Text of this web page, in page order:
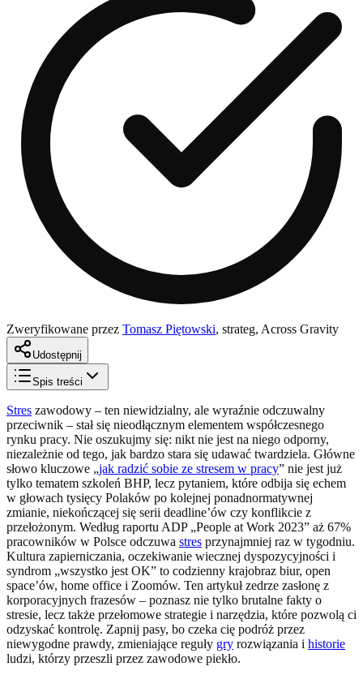
Zweryfikowane przez Tomasz Piętowski, strateg, Across Gravity
Udostępnij
Spis treści
Stres zawodowy – ten niewidzialny, ale wyraźnie odczuwalny
przeciwnik – stał się nieodłącznym elementem współczesnego
rynku pracy. Nie oszukujmy się: nikt nie jest na niego odporny,
niezależnie od tego, jak bardzo stara się udawać twardziela. Główne
słowo kluczowe „jak radzić sobie ze stresem w pracy” nie jest już
tylko tematem szkoleń BHP, lecz pytaniem, które odbija się echem
w głowach tysięcy Polaków po kolejnej ponadnormatywnej
zmianie, niekończącej się serii deadline’ów czy konflikcie z
przełożonym. Według raportu ADP „People at Work 2023” aż 67%
pracowników w Polsce odczuwa stres przynajmniej raz w tygodniu.
Kultura zapierniczania, oczekiwanie wiecznej dyspozycyjności i
syndrom „wszystko jest OK” to codzienny krajobraz biur, open
space’ów, home office i Zoomów. Ten artykuł zedrze zasłonę z
korporacyjnych frazesów – poznasz nie tylko brutalne fakty o
stresie, lecz także przełomowe strategie i narzędzia, które pozwolą ci
odzyskać kontrolę. Zapnij pasy, bo czeka cię podróż przez
niewygodne prawdy, zmieniające reguły gry rozwiązania i historie
ludzi, którzy przeszli przez zawodowe piekło.